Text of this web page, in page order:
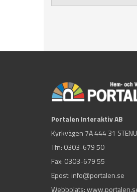
Portalen Interaktiv AB
Kyrkvägen 7A 444 31
Tfn: 0303-679 50
Fax: 0303-679 55
Epost: info@portalen.se
Webbplats: